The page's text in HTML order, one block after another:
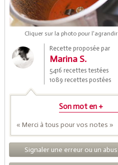
Cliquer sur la photo pour l'agrandir
Recette proposée par
Marina S.
5416 recettes testées
1089 recettes postées
Son mot en +
« Merci à tous pour vos notes »
Signaler une erreur ou un abus